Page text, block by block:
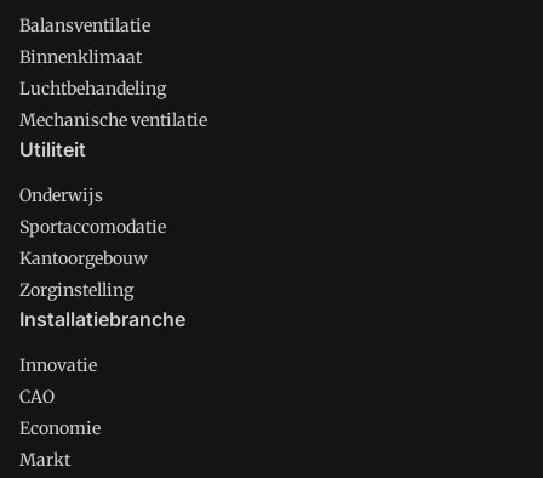
Balansventilatie
Binnenklimaat
Luchtbehandeling
Mechanische ventilatie
Utiliteit
Onderwijs
Sportaccomodatie
Kantoorgebouw
Zorginstelling
Installatiebranche
Innovatie
CAO
Economie
Markt